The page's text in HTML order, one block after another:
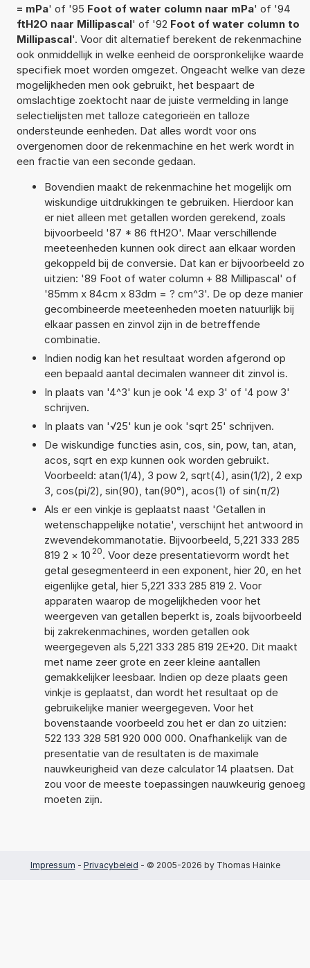
= mPa' of '95 Foot of water column naar mPa' of '94
ftH2O naar Millipascal' of '92 Foot of water column to
Millipascal'. Voor dit alternatief berekent de rekenmachine
ook onmiddellijk in welke eenheid de oorspronkelijke waarde
specifiek moet worden omgezet. Ongeacht welke van deze
mogelijkheden men ook gebruikt, het bespaart de
omslachtige zoektocht naar de juiste vermelding in lange
selectielijsten met talloze categorieën en talloze
ondersteunde eenheden. Dat alles wordt voor ons
overgenomen door de rekenmachine en het werk wordt in
een fractie van een seconde gedaan.
Bovendien maakt de rekenmachine het mogelijk om
wiskundige uitdrukkingen te gebruiken. Hierdoor kan
er niet alleen met getallen worden gerekend, zoals
bijvoorbeeld '87 * 86 ftH2O'. Maar verschillende
meeteenheden kunnen ook direct aan elkaar worden
gekoppeld bij de conversie. Dat kan er bijvoorbeeld zo
uitzien: '89 Foot of water column + 88 Millipascal' of
'85mm x 84cm x 83dm = ? cm^3'. De op deze manier
gecombineerde meeteenheden moeten natuurlijk bij
elkaar passen en zinvol zijn in de betreffende
combinatie.
Indien nodig kan het resultaat worden afgerond op
een bepaald aantal decimalen wanneer dit zinvol is.
In plaats van '4^3' kun je ook '4 exp 3' of '4 pow 3'
schrijven.
In plaats van '√25' kun je ook 'sqrt 25' schrijven.
De wiskundige functies asin, cos, sin, pow, tan, atan,
acos, sqrt en exp kunnen ook worden gebruikt.
Voorbeeld: atan(1/4), 3 pow 2, sqrt(4), asin(1/2), 2 exp
3, cos(pi/2), sin(90), tan(90°), acos(1) of sin(π/2)
Als er een vinkje is geplaatst naast 'Getallen in
wetenschappelijke notatie', verschijnt het antwoord in
zwevendekommanotatie. Bijvoorbeeld, 5,221 333 285
819 2 × 10 20. Voor deze presentatievorm wordt het
getal gesegmenteerd in een exponent, hier 20, en het
eigenlijke getal, hier 5,221 333 285 819 2. Voor
apparaten waarop de mogelijkheden voor het
weergeven van getallen beperkt is, zoals bijvoorbeeld
bij zakrekenmachines, worden getallen ook
weergegeven als 5,221 333 285 819 2E+20. Dit maakt
met name zeer grote en zeer kleine aantallen
gemakkelijker leesbaar. Indien op deze plaats geen
vinkje is geplaatst, dan wordt het resultaat op de
gebruikelijke manier weergegeven. Voor het
bovenstaande voorbeeld zou het er dan zo uitzien:
522 133 328 581 920 000 000. Onafhankelijk van de
presentatie van de resultaten is de maximale
nauwkeurigheid van deze calculator 14 plaatsen. Dat
zou voor de meeste toepassingen nauwkeurig genoeg
moeten zijn.
Impressum - Privacybeleid - © 2005-2026 by Thomas Hainke